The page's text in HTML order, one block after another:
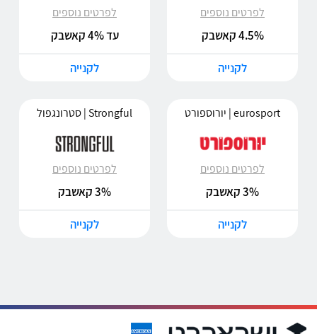
לפרטים נוספים
4.5% קאשבק
לקנייה
לפרטים נוספים
עד 4% קאשבק
לקנייה
eurosport | יורוספורט
לפרטים נוספים
3% קאשבק
לקנייה
Strongful | סטרונגפול
לפרטים נוספים
3% קאשבק
לקנייה